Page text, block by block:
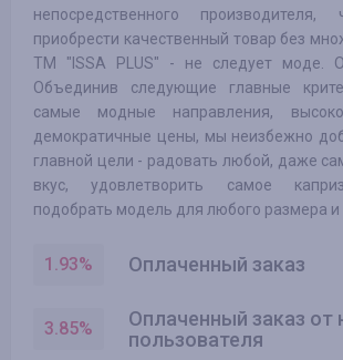
непосредственного производителя,
приобрести качественный товар без
TM "ISSA PLUS" - не следует моде.
Объединив следующие главные
самые модные направления,
демократичные цены, мы неизбежно
главной цели - радовать любой, даже
вкус, удовлетворить самое
подобрать модель для любого размера и
1.93% Оплаченный заказ
3.85%
Оплаченный заказ от
пользователя